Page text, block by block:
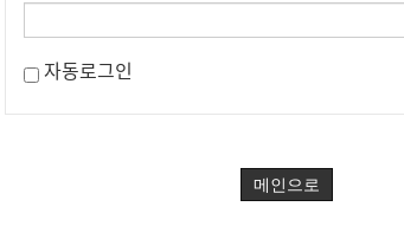
자동로그인
메인으로